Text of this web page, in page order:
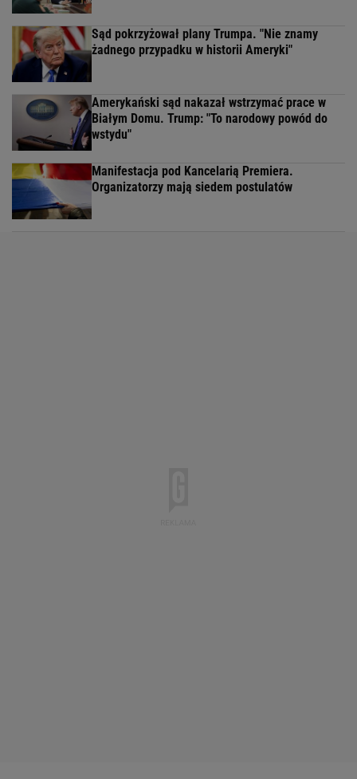
Sąd pokrzyżował plany Trumpa. "Nie znamy
żadnego przypadku w historii Ameryki"
Amerykański sąd nakazał wstrzymać prace w
Białym Domu. Trump: "To narodowy powód do
wstydu"
Manifestacja pod Kancelarią Premiera.
Organizatorzy mają siedem postulatów